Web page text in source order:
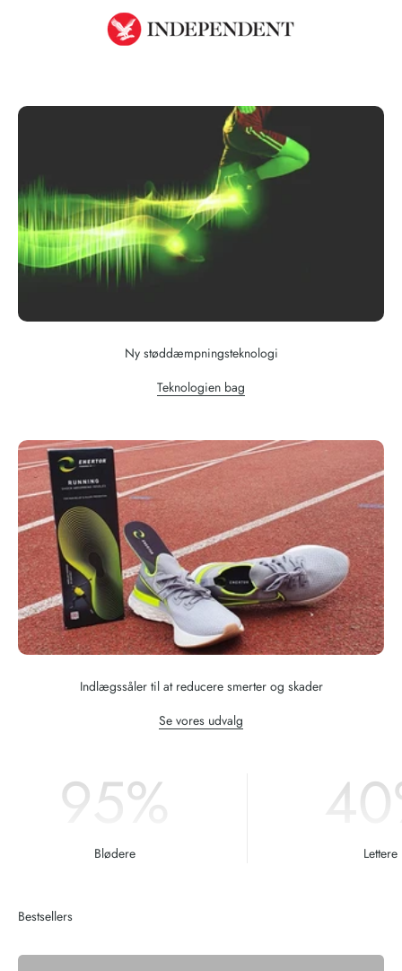
Ny støddæmpningsteknologi
Teknologien bag
Indlægssåler til at reducere smerter og skader
Se vores udvalg
95%
Blødere
40
Lettere
Walking